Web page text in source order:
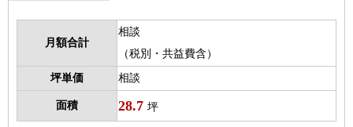
月額合計
相談
（税別・共益費含）
坪単価 相談
面積 28.7 坪